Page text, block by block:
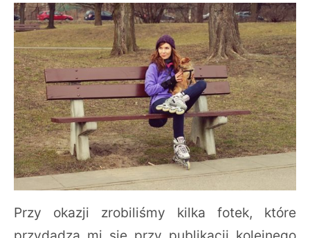
Przy okazji zrobiliśmy kilka fotek, które